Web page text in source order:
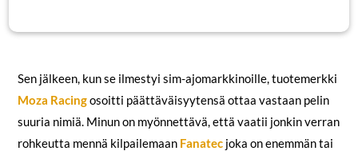
Sen jälkeen, kun se ilmestyi sim-ajomarkkinoille, tuotemerkki
Moza Racingosoitti päättäväisyytensä ottaa vastaan pelin
suuria nimiä. Minun on myönnettävä, että vaatii jonkin verran
rohkeutta mennä kilpailemaan Fanatecjoka on enemmän tai